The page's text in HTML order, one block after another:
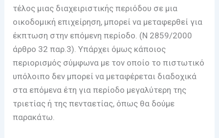
τέλος μιας διαχειριστικής περιόδου σε μια
οικοδομική επιχείρηση, μπορεί να μεταφερθεί για
έκπτωση στην επόμενη περίοδο. (Ν 2859/2000
άρθρο 32 παρ.3). Υπάρχει όμως κάποιος
περιορισμός σύμφωνα με τον οποίο το πιστωτικό
υπόλοιπο δεν μπορεί να μεταφέρεται διαδοχικά
στα επόμενα έτη για περίοδο μεγαλύτερη της
τριετίας ή της πενταετίας, όπως θα δούμε
παρακάτω.